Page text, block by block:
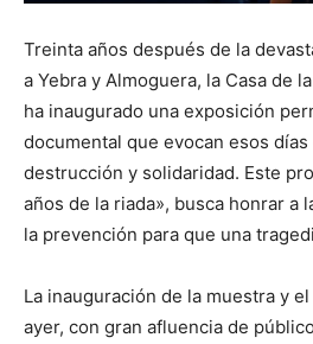
Treinta años después de la
a Yebra y Almoguera, la Casa de
ha inaugurado una exposición
documental que evocan esos
destrucción y solidaridad. Este
años de la riada», busca honrar a
la prevención para que una
La inauguración de la muestra y
ayer, con gran afluencia de